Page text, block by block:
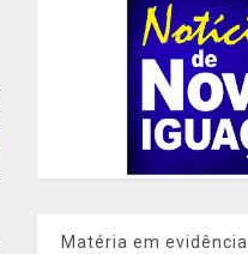
Matéria em evidência